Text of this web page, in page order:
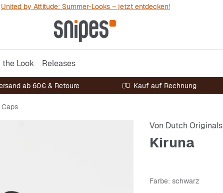
United by Attitude: Summer-Looks – jetzt entdecken!
the Look Releases
ab 60€ & Retoure Kauf auf Rechnung
Von Dutch Originals
Kiruna
Farbe: schwarz